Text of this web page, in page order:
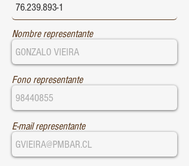
Nombre representante
Fono representante
E-mail representante